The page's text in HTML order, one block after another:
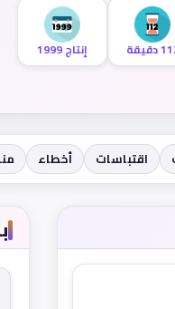
دقيقة إنتاج 1999
اقتباسات أخطاء